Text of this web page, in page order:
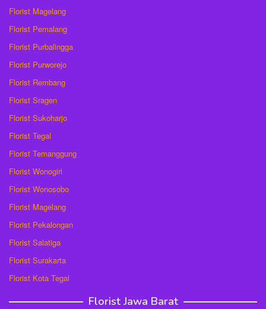
Florist Magelang
Florist Pemalang
Florist Purbalingga
Florist Purworejo
Florist Rembang
Florist Sragen
Florist Sukoharjo
Florist Tegal
Florist Temanggung
Florist Wonogiri
Florist Wonosobo
Florist Magelang
Florist Pekalongan
Florist Salatiga
Florist Surakarta
Florist Kota Tegal
Florist Jawa Barat